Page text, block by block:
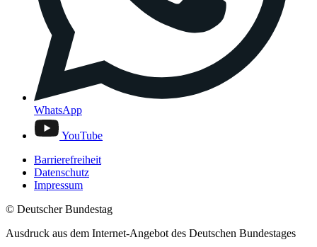
WhatsApp
YouTube
Barrierefreiheit
Datenschutz
Impressum
© Deutscher Bundestag
Ausdruck aus dem Internet-Angebot des Deutschen Bundestages